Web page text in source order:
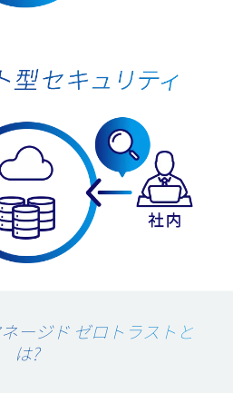
ージド ゼロトラストと
は?